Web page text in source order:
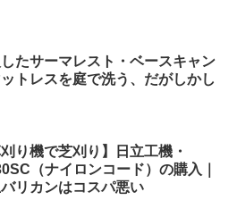
たサーマレスト・ベースキャン
トレスを庭で洗う、だがしかし
刈り機で芝刈り】日立工機・
（ナイロンコード）の購入｜
リカンはコスパ悪い